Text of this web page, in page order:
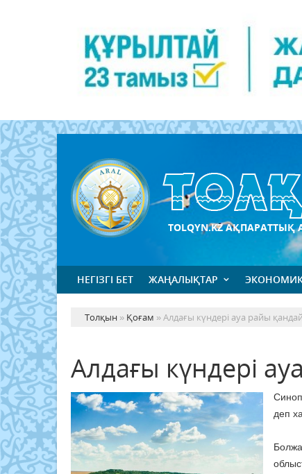
TOLQYN.KZ АҚПАРАТТЫҚ
НЕГІЗГІ БЕТ ЖАҢАЛЫҚТАР
Толқын » Қоғам » Алдағы күндері ауа райы
Алдағы күндері
деп